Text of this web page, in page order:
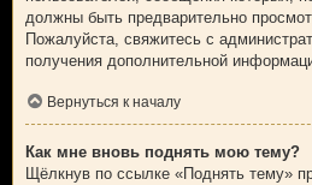
должны быть предварительно
Пожалуйста, свяжитесь с
получения дополнительной
Вернуться к началу
Как мне вновь поднять мою тему?
Щёлкнув по ссылке «Поднять тему»